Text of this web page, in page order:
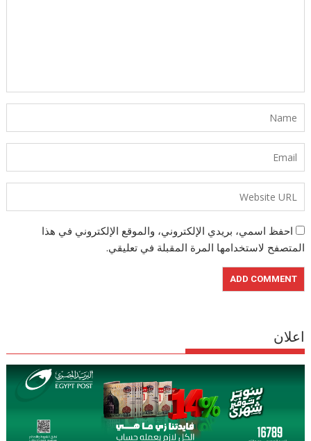
احفظ اسمي، بريدي الإلكتروني، والموقع الإلكتروني في هذا
المتصفح لاستخدامها المرة المقبلة في تعليقي.
اعلان